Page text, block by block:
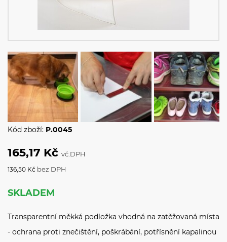
Kód zboží: P.0045
165,17 Kč vč.DPH
136,50 Kč bez DPH
SKLADEM
Transparentní měkká podložka vhodná na zatěžovaná místa
- ochrana proti znečištění, poškrábání, potřísnění kapalinou